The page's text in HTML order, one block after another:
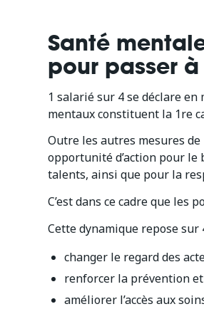
Santé
pour passer
1 salarié sur 4 se déclare
mentaux constituent la 1re
Outre les autres mesures
opportunité d’action pour
talents, ainsi que pour la
C’est dans ce cadre que les
Cette dynamique repose sur
changer le regard des
renforcer la prévention
améliorer l’accès aux